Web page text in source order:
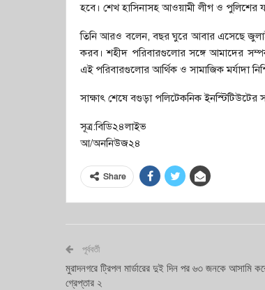
হবে। শেখ হাসিনাসহ আওয়ামী লীগ ও পুলিশের
তিনি আরও বলেন, বছর ঘুরে আবার এসেছে
করব। শহীদ পরিবারগুলোর সঙ্গে আমাদের
এই পরিবারগুলোর আর্থিক ও সামাজিক মর্যাদা
সাক্ষাৎ শেষে বগুড়া পলিটেকনিক ইনস্টিটিউটের
সূত্র:বিডি২৪লাইভ
আ/অননিউজ২৪
Share
পূর্ববর্তী
মুরাদনগরে ট্রিপল মার্ডারের দুই দিন পর ৬৩ জনকে আসামি
গ্রেপ্তার ২